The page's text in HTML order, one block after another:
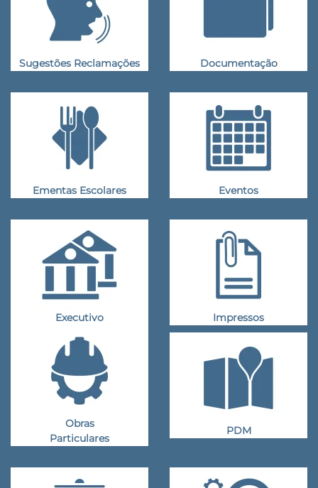
Sugestões Reclamações Documentação
Ementas Escolares Eventos
Executivo Impressos
Obras
Particulares
PDM